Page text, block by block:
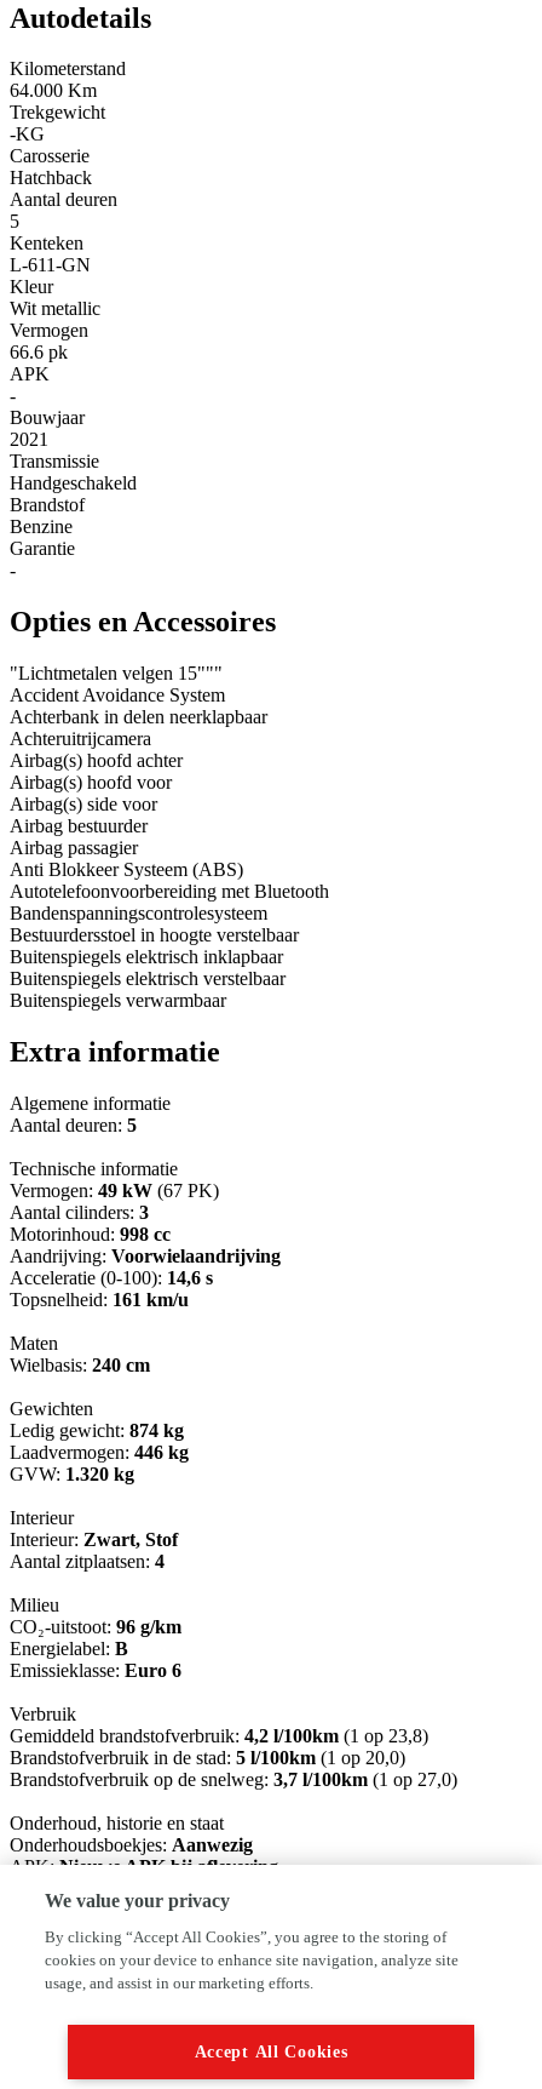
Autodetails
Kilometerstand
64.000 Km
Trekgewicht
-KG
Carosserie
Hatchback
Aantal deuren
5
Kenteken
L-611-GN
Kleur
Wit metallic
Vermogen
66.6 pk
APK
-
Bouwjaar
2021
Transmissie
Handgeschakeld
Brandstof
Benzine
Garantie
-
Opties en Accessoires
"Lichtmetalen velgen 15"""
Accident Avoidance System
Achterbank in delen neerklapbaar
Achteruitrijcamera
Airbag(s) hoofd achter
Airbag(s) hoofd voor
Airbag(s) side voor
Airbag bestuurder
Airbag passagier
Anti Blokkeer Systeem (ABS)
Autotelefoonvoorbereiding met Bluetooth
Bandenspanningscontrolesysteem
Bestuurdersstoel in hoogte verstelbaar
Buitenspiegels elektrisch inklapbaar
Buitenspiegels elektrisch verstelbaar
Buitenspiegels verwarmbaar
Extra informatie
Algemene informatie
Aantal deuren: 5
Technische informatie
Vermogen: 49 kW (67 PK)
Aantal cilinders: 3
Motorinhoud: 998 cc
Aandrijving: Voorwielaandrijving
Acceleratie (0-100): 14,6 s
Topsnelheid: 161 km/u
Maten
Wielbasis: 240 cm
Gewichten
Ledig gewicht: 874 kg
Laadvermogen: 446 kg
GVW: 1.320 kg
Interieur
Interieur: Zwart, Stof
Aantal zitplaatsen: 4
Milieu
CO₂-uitstoot: 96 g/km
Energielabel: B
Emissieklasse: Euro 6
Verbruik
Gemiddeld brandstofverbruik: 4,2 l/100km (1 op 23,8)
Brandstofverbruik in de stad: 5 l/100km (1 op 20,0)
Brandstofverbruik op de snelweg: 3,7 l/100km (1 op 27,0)
Onderhoud, historie en staat
Onderhoudsboekjes: Aanwezig
APK:Nieuwe APK bij aflevering
2 (2 handzenders)
Financiële informatie
BTW/marge: BTW verrekenbaar voor ondernemers
Auto Sijben Neerkant staat voor meer dan 50 jaar ervaring. Wij
op afspraak kunt U ook buiten onze openingstijden bij ons terecht .
U kunt ons bereiken op 077-4661706, u kunt ook eventueel een
We value your privacy
By clicking “Accept All Cookies”, you agree to the storing of
cookies on your device to enhance site navigation, analyze site
usage, and assist in our marketing efforts.
Accept All Cookies